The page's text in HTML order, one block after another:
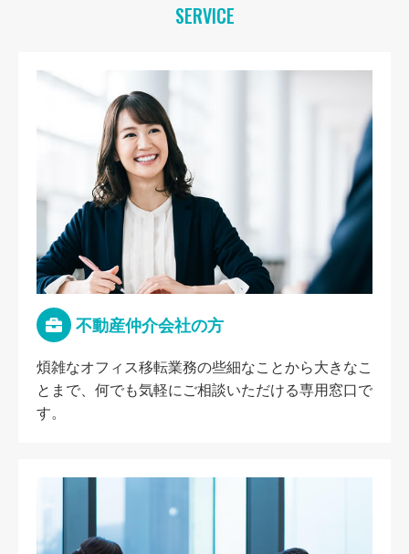
SERVICE
不動産仲介会社の方
煩雑なオフィス移転業務の些細なことから大きなこ
とまで、何でも気軽にご相談いただける専用窓口で
す。